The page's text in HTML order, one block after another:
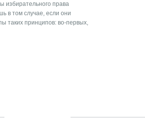
избирательного права
в том случае, если они
таких принципов: во-первых,